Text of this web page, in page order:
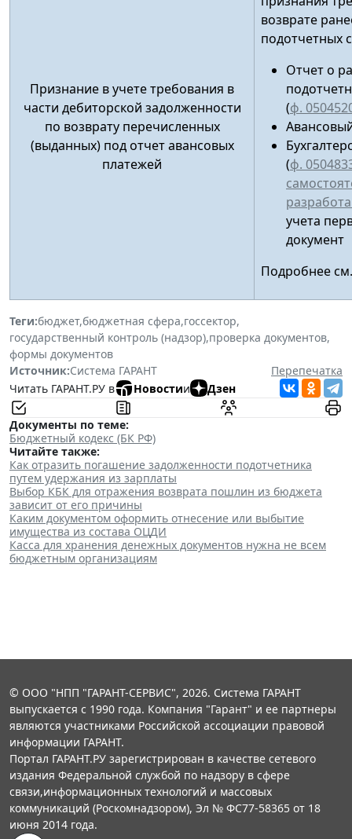
Признание в учете требования в
части дебиторской задолженности
по возврату перечисленных
(выданных) под отчет авансовых
платежей
возврате
подотчетных
Отчет о
(ф.
(ф.
учета
документ
Подробнее
Теги:бюджет,бюджетная сфера,госсектор,
государственный контроль (надзор),проверка документов,
формы документов
Источник:Система ГАРАНТ
Перепечатка
Читать ГАРАНТ.РУ в
Новостии Дзен
Документы по теме:
Бюджетный кодекс (БК РФ)
Читайте также:
Как отразить погашение задолженности подотчетника
путем удержания из зарплаты
Выбор КБК для отражения возврата пошлин из бюджета
зависит от его причины
Каким документом оформить отнесение или выбытие
имущества из состава ОЦДИ
Касса для хранения денежных документов нужна не всем
бюджетным организациям
© ООО "НПП "ГАРАНТ-СЕРВИС", 2026. Система ГАРАНТ
выпускается с 1990 года. Компания "Гарант" и ее партнеры
являются участниками Российской ассоциации правовой
информации ГАРАНТ.
Портал ГАРАНТ.РУ зарегистрирован в качестве сетевого
издания Федеральной службой по надзору в сфере
связи,информационных технологий и массовых
коммуникаций (Роскомнадзором), Эл № ФС77-58365 от 18
июня 2014 года.